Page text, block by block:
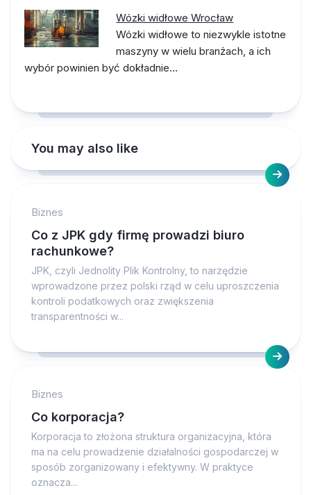
Wózki widłowe Wrocław
Wózki widłowe to niezwykle istotne
maszyny w wielu branżach, a ich
wybór powinien być dokładnie…
You may also like
Biznes
Co z JPK gdy firmę prowadzi biuro
rachunkowe?
JPK, czyli Jednolity Plik Kontrolny, to narzędzie
wprowadzone przez polski rząd w celu uproszczenia
kontroli podatkowych oraz zwiększenia
transparentności w...
Biznes
Co korporacja?
Korporacja to złożona struktura organizacyjna, która
ma na celu prowadzenie działalności gospodarczej w
sposób zorganizowany i efektywny. W praktyce
oznacza...